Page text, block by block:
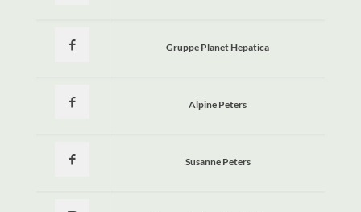
Gruppe Planet Hepatica
Alpine Peters
Susanne Peters